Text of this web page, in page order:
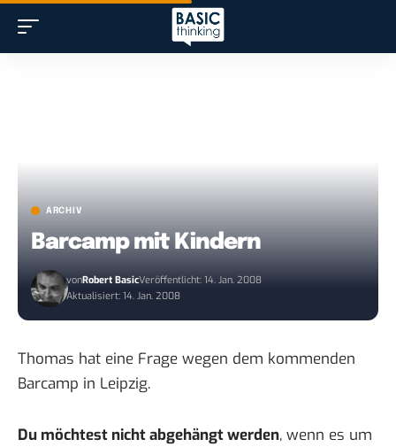
ARCHIV
Barcamp mit Kindern
vonRobert BasicVeröffentlicht: 14. Jan. 2008
Aktualisiert: 14. Jan. 2008
Thomas hat eine Frage wegen dem kommenden
Barcamp in Leipzig.
Du möchtest nicht abgehängt werden, wenn es um